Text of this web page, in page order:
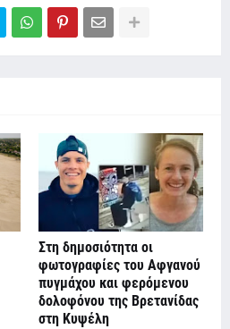
Στη δημοσιότητα οι
φωτογραφίες του Αφγανού
πυγμάχου και φερόμενου
δολοφόνου της Βρετανίδας
στη Κυψέλη